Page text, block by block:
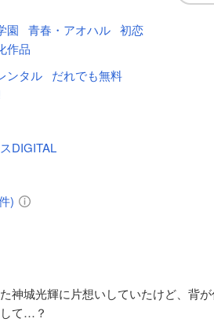
園 青春・アオハル 初恋
作品
ンタル
だれでも無料
DIGITAL
)
城光輝に片想いしていたけど、背
て…？